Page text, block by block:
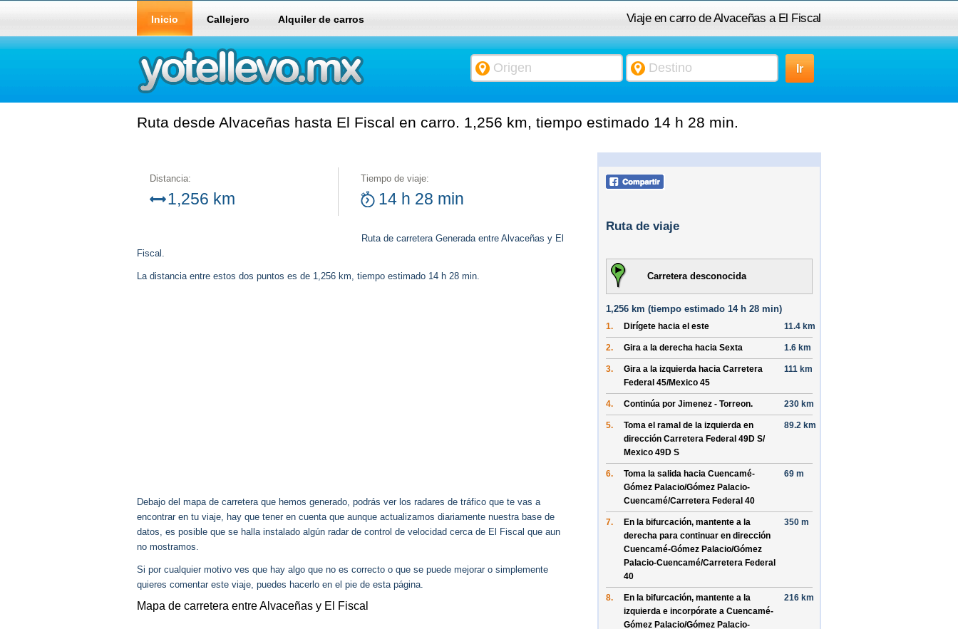
Viaje en carro de Alvaceñas a El Fiscal
Inicio Callejero Alquiler de carros
Ruta desde Alvaceñas hasta El Fiscal en carro. 1,256 km, tiempo estimado 14 h 28 min.
Distancia:
1,256 km
Tiempo de viaje:
14 h 28 min
Ruta de carretera Generada entre Alvaceñas y El
Fiscal.
La distancia entre estos dos puntos es de 1,256 km, tiempo estimado 14 h 28 min.
Debajo del mapa de carretera que hemos generado, podrás ver los radares de tráfico que te vas a
encontrar en tu viaje, hay que tener en cuenta que aunque actualizamos diariamente nuestra base de
datos, es posible que se halla instalado algún radar de control de velocidad cerca de El Fiscal que aun
no mostramos.
Si por cualquier motivo ves que hay algo que no es correcto o que se puede mejorar o simplemente
quieres comentar este viaje, puedes hacerlo en el pie de esta página.
Mapa de carretera entre Alvaceñas y El Fiscal
Ruta de viaje
Carretera desconocida
1,256 km (tiempo estimado 14 h 28 min)
1. Dirígete hacia el este 11.4 km
2. Gira a la derecha hacia Sexta 1.6 km
3. Gira a la izquierda hacia Carretera
Federal 45/Mexico 45
111 km
4. Continúa por Jimenez - Torreon. 230 km
5.
Toma el ramal de la izquierda en
dirección Carretera Federal 49D S/
Mexico 49D S
89.2 km
6. Toma la salida hacia Cuencamé-
Gómez Palacio/Gómez Palacio-
Cuencamé/Carretera Federal 40
69 m
7.
En la bifurcación, mantente a la
derecha para continuar en dirección
Cuencamé-Gómez Palacio/Gómez
Palacio-Cuencamé/Carretera Federal
40
350 m
8.
En la bifurcación, mantente a la
izquierda e incorpórate a Cuencamé-
Gómez Palacio/Gómez Palacio-
216 km